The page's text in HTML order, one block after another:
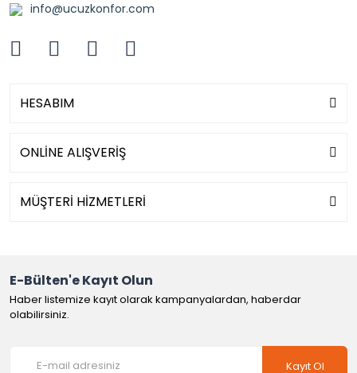
info@ucuzkonfor.com
HESABIM
ONLİNE ALIŞVERİŞ
MÜŞTERİ HİZMETLERİ
E-Bülten'e Kayıt Olun
Haber listemize kayıt olarak kampanyalardan, haberdar
olabilirsiniz.
Kayıt Ol